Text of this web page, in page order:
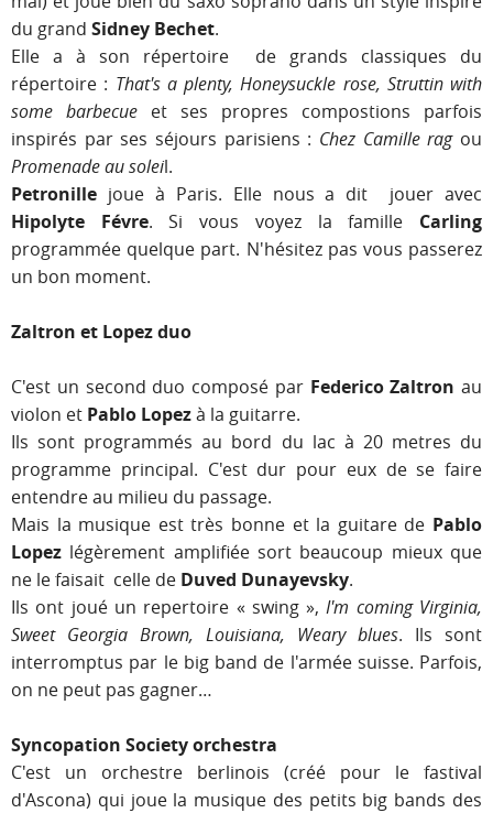
du grand Sidney Bechet.
Elle a à son répertoire de grands classiques du
répertoire : That's a plenty, Honeysuckle rose, Struttin with
some barbecue et ses propres compostions parfois
inspirés par ses séjours parisiens : Chez Camille ragou
Promenade au soleil.
Petronille joue à Paris. Elle nous a dit jouer avec
Hipolyte Févre. Si vous voyez la famille Carling
programmée quelque part. N'hésitez pas vous passerez
un bon moment.
Zaltron et Lopez duo
C'est un second duo composé parFederico Zaltron au
violon et Pablo Lopezà la guitarre.
Ils sont programmés au bord du lac à 20 metres du
programme principal. C'est dur pour eux de se faire
entendre au milieu du passage.
Mais la musique est très bonne et la guitare de Pablo
Lopez légèrement amplifiée sort beaucoup mieux que
ne le faisait celle de Duved Dunayevsky.
Ils ont joué un repertoire « swing »,I'm coming Virginia,
Sweet Georgia Brown, Louisiana, Weary blues. Ils sont
interromptus par le big band de l'armée suisse. Parfois,
on ne peut pas gagner…
Syncopation Society orchestra
C'est un orchestre berlinois (créé pour le fastival
d'Ascona) qui joue la musique des petits big bands des